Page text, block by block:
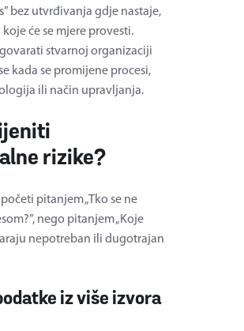
bez utvrđivanja gdje nastaje,
će se mjere provesti.
stvarnoj organizaciji
kada se promijene procesi,
ili način upravljanja.
rizike?
pitanjem „Tko se ne
nego pitanjem „Koje
nepotreban ili dugotrajan
iz više izvora